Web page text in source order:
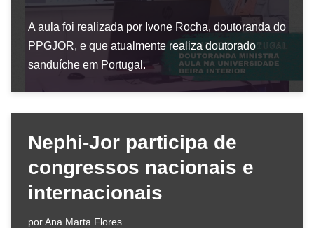
A aula foi realizada por Ivone Rocha, doutoranda do
PPGJOR, e que atualmente realiza doutorado
sanduíche em Portugal.
Nephi-Jor participa de
congressos nacionais e
internacionais
porAna Marta Flores